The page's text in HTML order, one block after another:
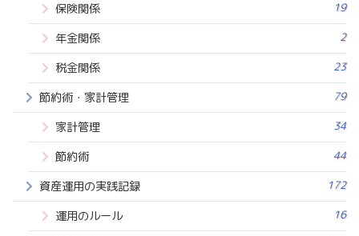
保険関係 19
年金関係 2
税金関係 23
節約術・家計管理 79
家計管理 34
節約術 44
資産運用の実践記録 172
運用のルール 16